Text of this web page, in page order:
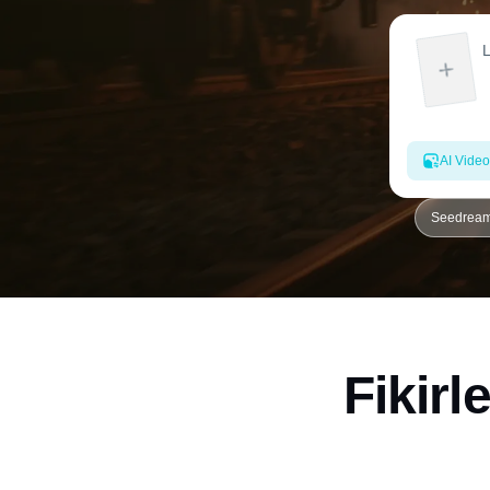
AI Video